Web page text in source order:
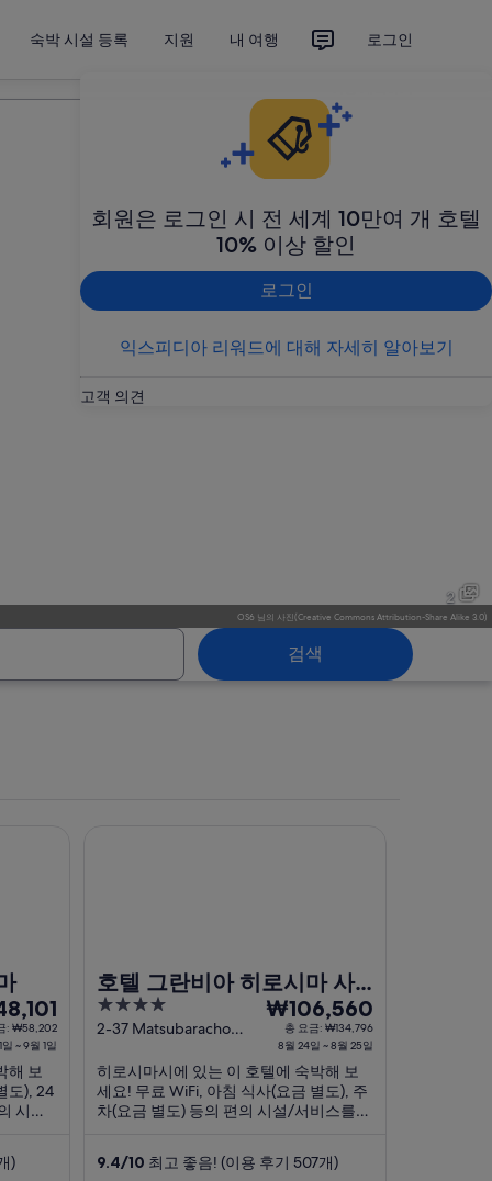
숙박 시설 등록 지원 내 여행 로그인
회원은 로그인 시 전 세계 10만여 개 호텔
10% 이상 할인
로그인
익스피디아 리워드에 대해 자세히 알아보기
고객 의견
OS6 님의 사진(Creative Commons Attribution-Share Alike 3.0)
2
검색
: ₩58,202
~ 9월 1일
해 보
도), 24
시설/
주변
)
호텔 그란비아 히로시마 사
우스 게이트
4
out
5
2-37 Matsubaracho
8
24
일
부
터
월
₩106,560
총 요금: ₩134,796
8월 24일 ~ 8월 25일
히로시마시에 있는 이 호텔에 숙박해 보
세요! 무료 WiFi, 아침 식사(요금 별도), 주
차(요금 별도) 등의 편의 시설/서비스를
명소가 있어 관광을 즐기기에도 좋아요.
9.4/10 최고 좋음! (이용 후기 507개)